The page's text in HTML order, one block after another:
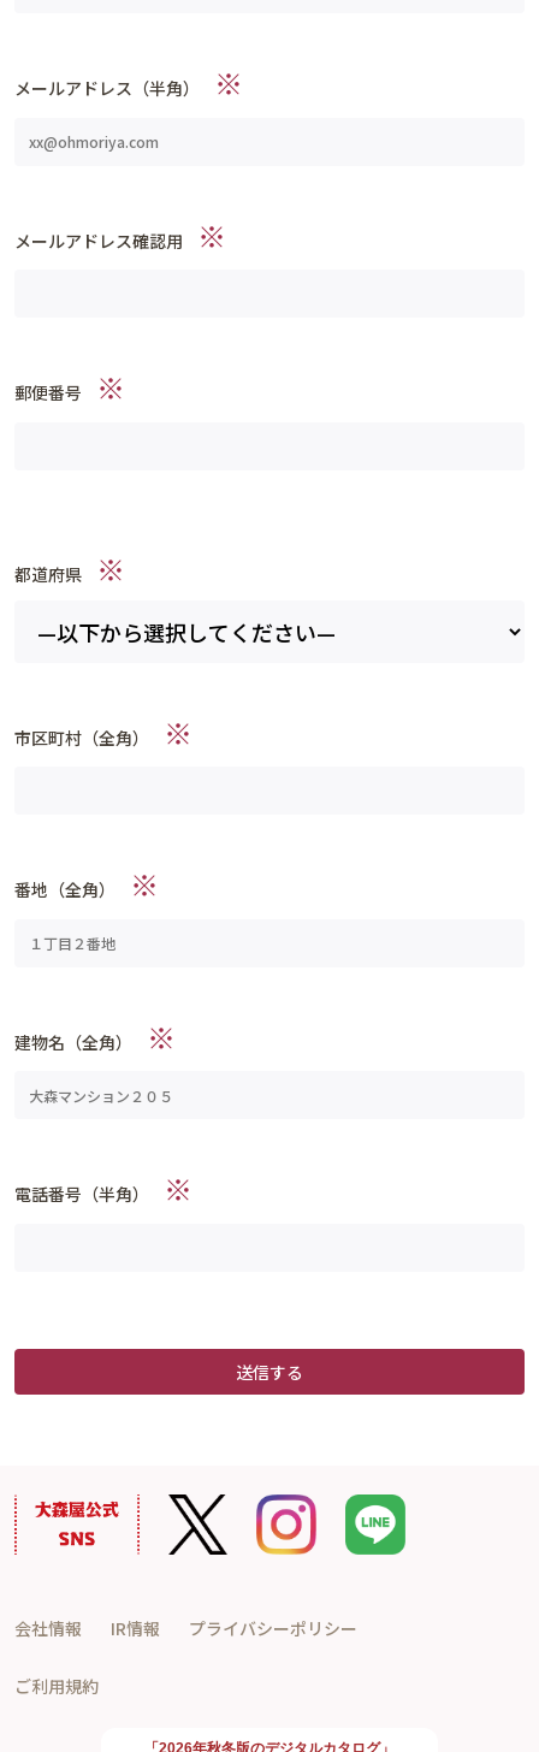
メールアドレス（半角） ※
メールアドレス確認用 ※
郵便番号 ※
都道府県 ※
市区町村（全角） ※
番地（全角） ※
建物名（全角） ※
電話番号（半角） ※
送信する
会社情報 IR情報 プライバシーポリシー
ご利用規約
「2026年秋冬版のデジタルカタログ」